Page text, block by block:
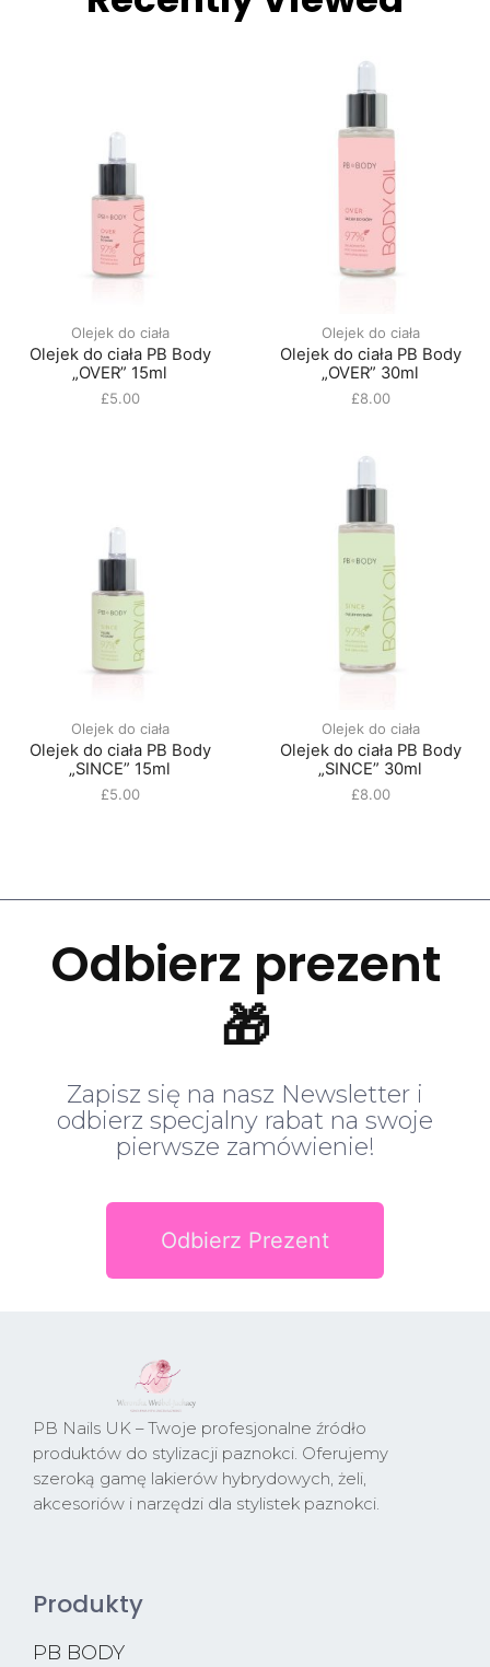
Olejek do ciała
Olejek do ciała PB Body
„OVER” 15ml
£5.00
Olejek do ciała
Olejek do ciała PB Body
„OVER” 30ml
£8.00
Olejek do ciała
Olejek do ciała PB Body
„SINCE” 15ml
£5.00
Olejek do ciała
Olejek do ciała PB Body
„SINCE” 30ml
£8.00
Odbierz prezent
🎁
Zapisz się na nasz Newsletter i
odbierz specjalny rabat na swoje
pierwsze zamówienie!
Odbierz Prezent
PB Nails UK – Twoje profesjonalne źródło
produktów do stylizacji paznokci. Oferujemy
szeroką gamę lakierów hybrydowych, żeli,
akcesoriów i narzędzi dla stylistek paznokci.
Produkty
PB BODY